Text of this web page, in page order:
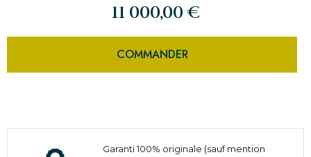
11 000,00€
COMMANDER
Garanti 100% originale (sauf mention